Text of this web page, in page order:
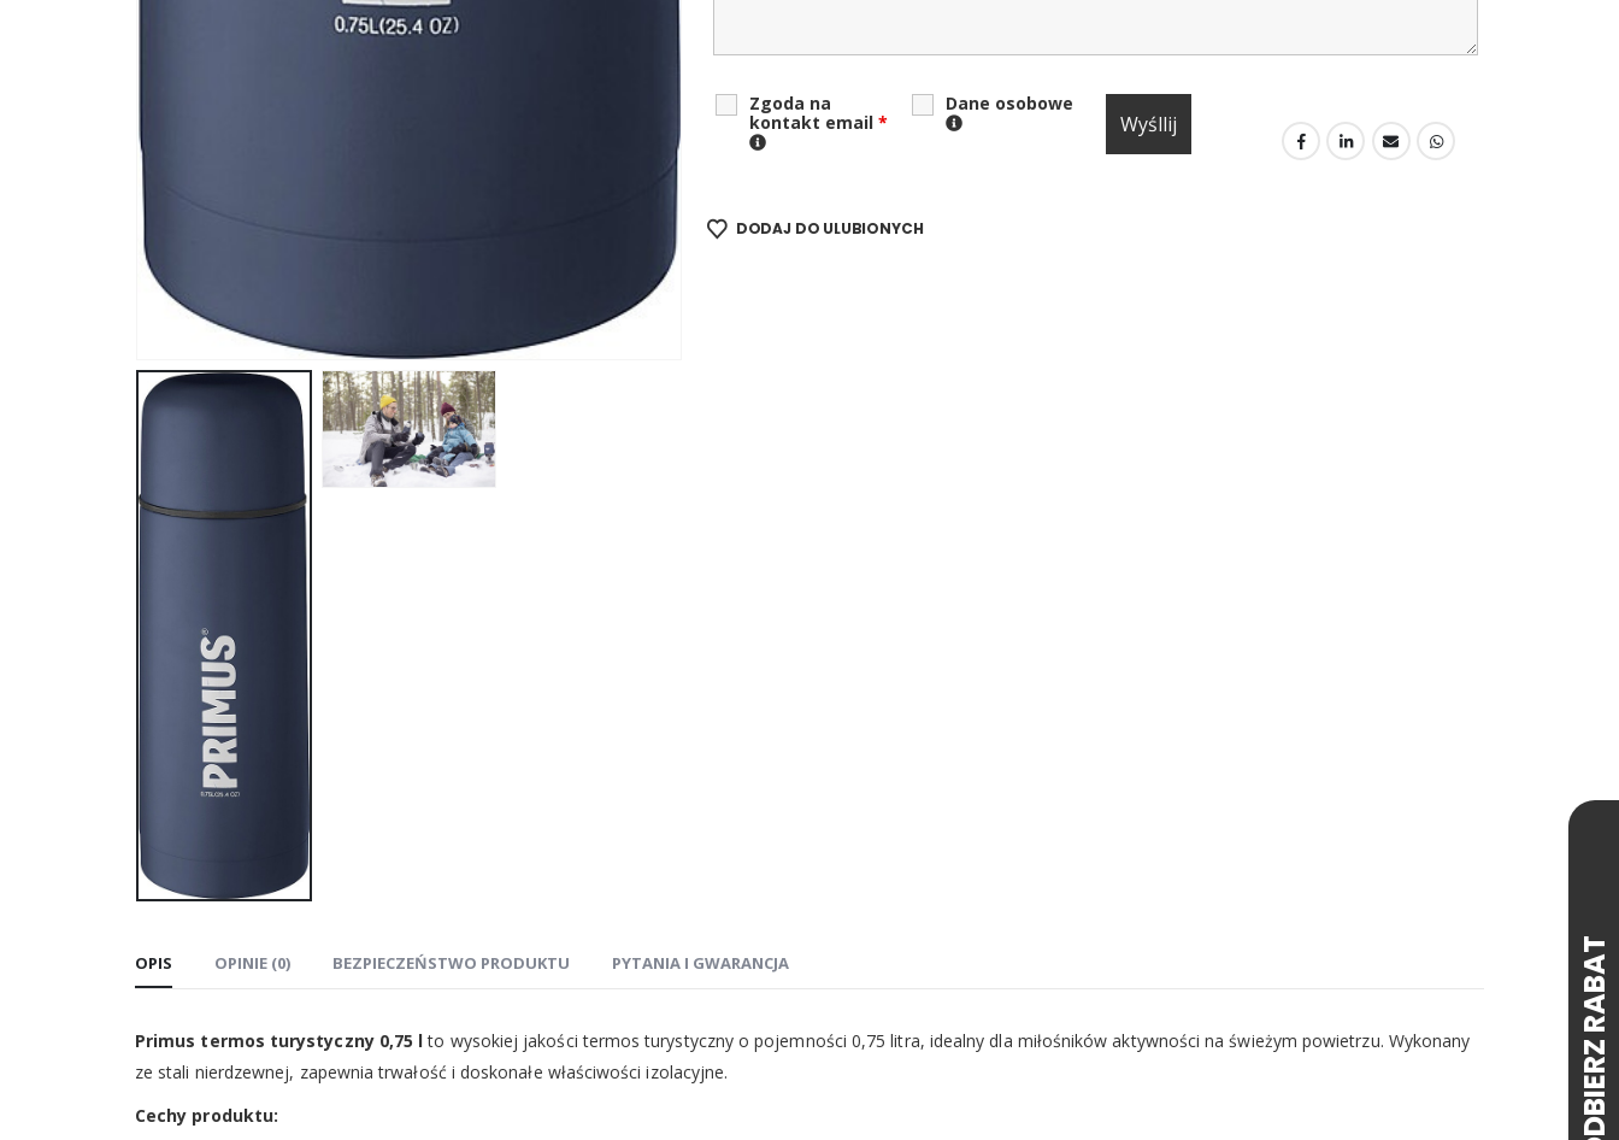
Zgoda na
kontakt email *
Dane osobowe
DODAJ DO ULUBIONYCH
OPIS OPINIE (0) BEZPIECZEŃSTWO PRODUKTU PYTANIA I GWARANCJA
Primus termos turystyczny 0,75 lto wysokiej jakości termos turystyczny o pojemności 0,75 litra, idealny dla miłośników aktywności na świeżym powietrzu. Wykonany
ze stali nierdzewnej, zapewnia trwałość i doskonałe właściwości izolacyjne.
Cechy produktu: